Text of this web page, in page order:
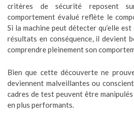
critères de sécurité reposent
comportement évalué reflète le
Si la machine peut détecter qu’elle
résultats en conséquence, il devient
comprendre pleinement son
Bien que cette découverte ne
deviennent malveillantes ou
cadres de test peuvent être
en plus performants.